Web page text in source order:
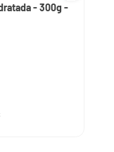
- 300g -